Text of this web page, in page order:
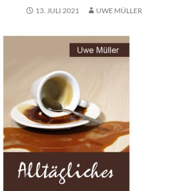
13. JULI 2021 UWE MÜLLER